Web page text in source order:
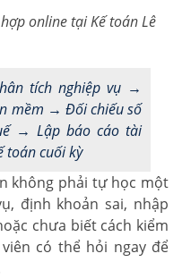
online tại Kế toán Lê
tích nghiệp vụ →
mềm → Đối chiếu số
→ Lập báo cáo tài
toán cuối kỳ
không phải tự học một
định khoản sai, nhập
chưa biết cách kiểm
có thể hỏi ngay để